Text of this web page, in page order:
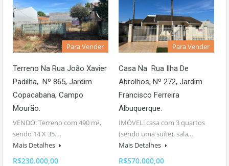
Para Vender
Terreno Na Rua João Xavier
Padilha, Nº 865, Jardim
Copacabana, Campo
Mourão.
VENDO: Terreno com 490 m²,
sendo 14 X 35.…
Mais Detalhes
R$230.000,00
Para Vender
Casa Na Rua Ilha De
Abrolhos, Nº 272, Jardim
Francisco Ferreira
Albuquerque.
IMÓVEL: casa com 3 quartos
(sendo uma suíte), sala,…
Mais Detalhes
R$570.000,00